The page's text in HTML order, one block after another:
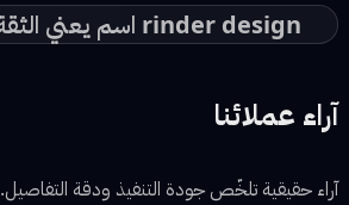
rinder design اسم يعني الثقة
آراء عملائنا
آراء حقيقية تلخّص جودة التنفيذ ودقة التفاصيل.